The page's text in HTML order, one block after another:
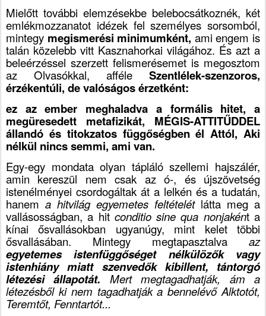
Mielőtt további elemzésekbe belebocsátkoznék, két
emlékmozzanatot idézek fel személyes sorsomból,
mintegy megismerési minimumként, ami engem is
talán közelebb vitt Kasznahorkai világához. És azt a
beleérzéssel szerzett felismerésemet is megosztom
az Olvasókkal, afféle Szentlélek-szenzoros,
érzékentúli, de valóságos érzetként:
ez az ember meghaladva a formális hitet, a
megüresedett metafizikát, MÉGIS-ATTITŰDDEL
állandó és titokzatos függőségben él Attól, Aki
nélkül nincs semmi, ami van.
Egy-egy mondata olyan tápláló szellemi hajszálér,
amin kereszül nem csak az ó-, és újszövetség
istenélményei csordogáltak át a lelkén és a tudatán,
hanem a hitvilág egyemetes feltételétlátta meg a
vallásosságban, a hit conditio sine qua nonjaként a
kínai ősvallásokban ugyanúgy, mint kelet többi
ősvallásában. Mintegy megtapasztalva az
egyetemes istenfüggőséget nélkülözők vagy
istenhiány miatt szenvedők kibillent, tántorgó
létezési állapotát. Mert megtagadhatják, ám a
létezésből ki nem tagadhatják a bennelévő Alktotót,
Teremtőt, Fenntartót...